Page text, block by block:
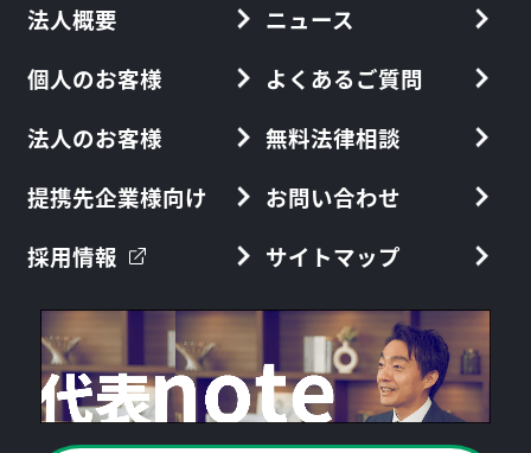
法人概要
個人のお客様
法人のお客様
提携先企業様向け
採用情報
ニュース
よくあるご質問
無料法律相談
お問い合わせ
サイトマップ